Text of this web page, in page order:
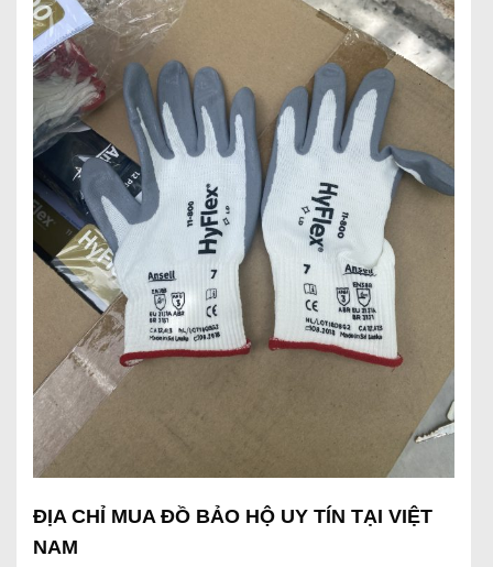
ĐỊA CHỈ MUA ĐỒ BẢO HỘ UY TÍN TẠI VIỆT
NAM